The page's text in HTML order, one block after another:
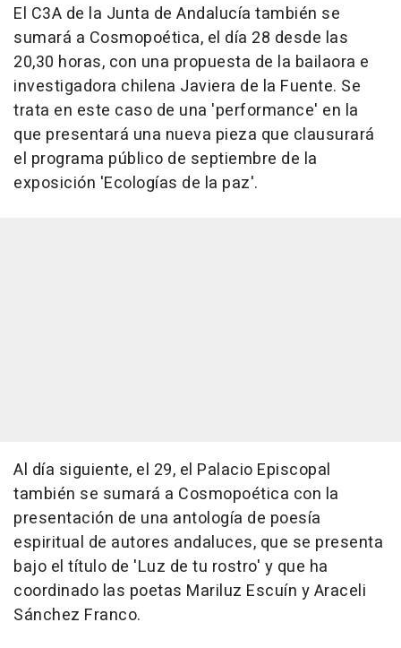
El C3A de la Junta de Andalucía también se
sumará a Cosmopoética, el día 28 desde las
20,30 horas, con una propuesta de la bailaora e
investigadora chilena Javiera de la Fuente. Se
trata en este caso de una 'performance' en la
que presentará una nueva pieza que clausurará
el programa público de septiembre de la
exposición 'Ecologías de la paz'.
Al día siguiente, el 29, el Palacio Episcopal
también se sumará a Cosmopoética con la
presentación de una antología de poesía
espiritual de autores andaluces, que se presenta
bajo el título de 'Luz de tu rostro' y que ha
coordinado las poetas Mariluz Escuín y Araceli
Sánchez Franco.